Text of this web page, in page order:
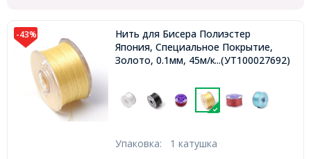
-43%
Нить для Бисера Полиэстер
Япония, Специальное Покрытие,
Золото, 0.1мм, 45м/катушка,...(УТ100027692)
Упаковка: 1 катушка